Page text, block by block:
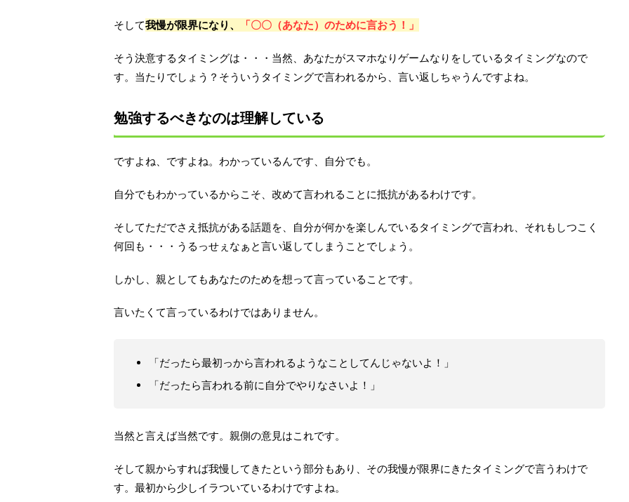
そして我慢が限界になり、 「〇〇（あなた）のために言おう！」
そう決意するタイミングは・・・当然、あなたがスマホなりゲームなりをしているタイミングなので
す。当たりでしょう？そういうタイミングで言われるから、言い返しちゃうんですよね。
勉強するべきなのは理解している
ですよね、ですよね。わかっているんです、自分でも。
自分でもわかっているからこそ、改めて言われることに抵抗があるわけです。
そしてただでさえ抵抗がある話題を、自分が何かを楽しんでいるタイミングで言われ、それもしつこく
何回も・・・うるっせぇなぁと言い返してしまうことでしょう。
しかし、親としてもあなたのためを想って言っていることです。
言いたくて言っているわけではありません。
「だったら最初っから言われるようなことしてんじゃないよ！」
「だったら言われる前に自分でやりなさいよ！」
当然と言えば当然です。親側の意見はこれです。
そして親からすれば我慢してきたという部分もあり、その我慢が限界にきたタイミングで言うわけで
す。最初から少しイラついているわけですよね。